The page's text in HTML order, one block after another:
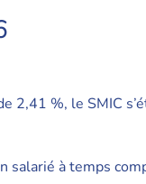
2,41 %, le SMIC
salarié à temps